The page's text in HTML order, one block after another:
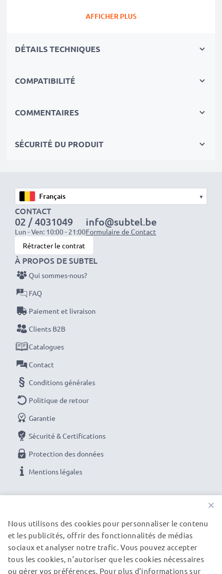
caméras on fait l'objet de contrôles de qualité stricts
de les dépasser.
sont parfaites comme batteries principales,
amateurs.
Optez pour CELLONIC et ne faites aucun compromis
sur la qualité. Passez votre commande dès maintenant
AFFICHER PLUS
DÉTAILS TECHNIQUES
COMPATIBILITÉ
COMMENTAIRES
SÉCURITÉ DU PRODUIT
▾
CONTACT
02 / 4031049
Lun - Ven: 10:00 - 21:00
info@subtel.be
Formulaire de Contact
Rétracter le contrat
À PROPOS DE SUBTEL
Qui sommes-nous?
FAQ
Paiement et livraison
Clients B2B
Catalogues
Contact
Conditions générales
Politique de retour
Garantie
Sécurité & Certifications
Protection des données
Mentions légales
NOS PARTENAIRES DE LIVRAISON
×
Nous utilisons des cookies pour personnaliser le contenu
et les publicités, offrir des fonctionnalités de médias
sociaux et analyser notre trafic. Vous pouvez accepter
tous les cookies, n’autoriser que les cookies nécessaires
ou gérer vos préférences. Pour plus d’informations sur